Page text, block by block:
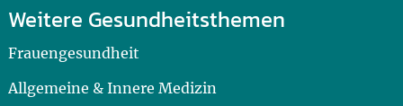
Weitere Gesundheitsthemen
Frauengesundheit
Allgemeine & Innere Medizin